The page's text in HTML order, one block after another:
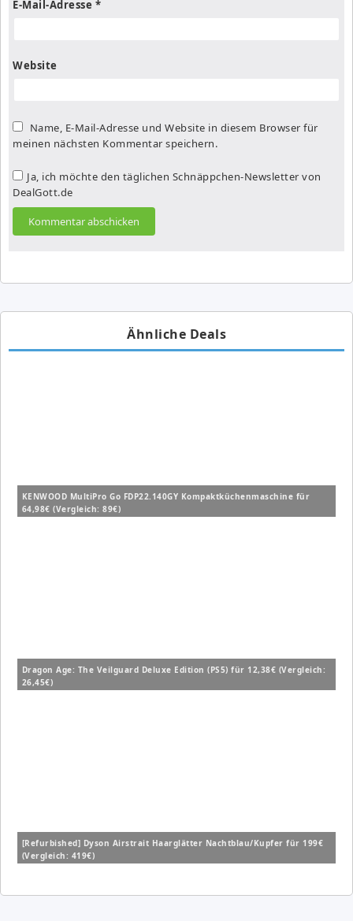
E-Mail-Adresse *
Website
Name, E-Mail-Adresse und Website in diesem Browser für
meinen nächsten Kommentar speichern.
Ja, ich möchte den täglichen Schnäppchen-Newsletter von
DealGott.de
Ähnliche Deals
KENWOOD MultiPro Go FDP22.140GY Kompaktküchenmaschine für
64,98€ (Vergleich: 89€)
Dragon Age: The Veilguard Deluxe Edition (PS5) für 12,38€ (Vergleich:
26,45€)
[Refurbished] Dyson Airstrait Haarglätter Nachtblau/Kupfer für 199€
(Vergleich: 419€)